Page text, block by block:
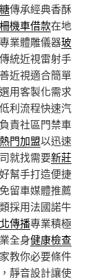
傳承經典香酥
機車借款在地
業體雕儀器玻
統近視雷射手
近視適合簡單
用客製化需求
利流程快速汽
負責社區門禁車
熱門加盟以迅速
就找需要新莊
幫手打造便捷
留車媒體推薦
採用法國諾牛
傳播專業積極
全身健康檢查
教你必要條件
靜音設計讓使